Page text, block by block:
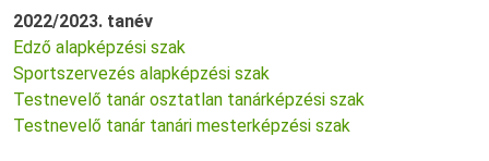
2022/2023. tanév
Edző alapképzési szak
Sportszervezés alapképzési szak
Testnevelő tanár osztatlan tanárképzési szak
Testnevelő tanár tanári mesterképzési szak